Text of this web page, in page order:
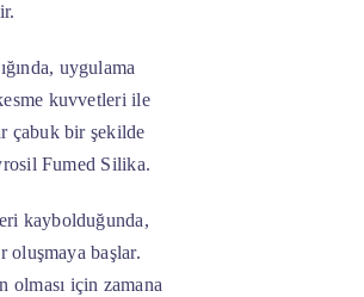
uygulama
kuvvetleri ile
çabuk bir şekilde
Fumed Silika.
kaybolduğunda,
oluşmaya başlar.
olması için zamana